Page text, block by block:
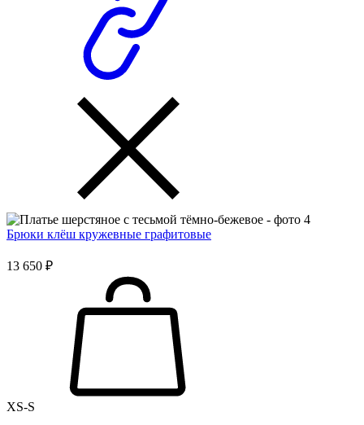
Брюки клёш кружевные графитовые
13 650 ₽
XS-S